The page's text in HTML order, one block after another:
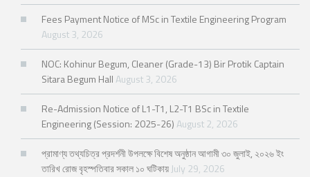
Fees Payment Notice of MSc in Textile Engineering Program
August 3, 2026
NOC: Kohinur Begum, Cleaner (Grade-13) Bir Protik Captain
Sitara Begum HallAugust 3, 2026
Re-Admission Notice of L1-T1, L2-T1 BSc in Textile
Engineering (Session: 2025-26)August 2, 2026
প্রামাণ্য তথ্যচিত্র প্রদর্শনী উপলক্ষে বিশেষ অনুষ্ঠান আগামী ৩০ জুলাই, ২০২৬ ইং
তারিখ রোজ বৃহস্পতিবার সকাল ১০ ঘটিকায় July 29, 2026